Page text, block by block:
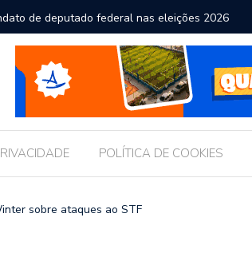
de deputado federal nas eleições 2026
POLÍTICA DE COOKIES
sobre ataques ao STF